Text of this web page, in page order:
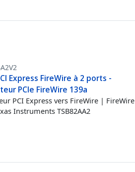
Express FireWire à 2 ports -
PCIe FireWire 139a
PCI Express vers FireWire | FireWire
Instruments TSB82AA2